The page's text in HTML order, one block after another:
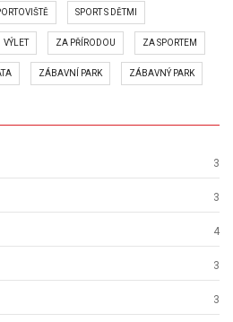
SPORT S DĚTMI
VÝLET ZA PŘÍRODOU ZA SPORTEM
ZÁBAVNÍ PARK ZÁBAVNÝ PARK
3
3
4
3
3